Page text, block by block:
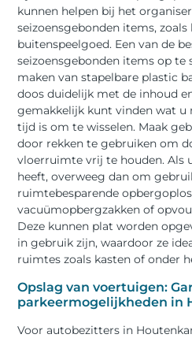
kunnen helpen bij het
seizoensgebonden items,
buitenspeelgoed. Een van de
seizoensgebonden items op te
maken van stapelbare plastic
doos duidelijk met de inhoud
gemakkelijk kunt vinden wat u
tijd is om te wisselen. Maak
door rekken te gebruiken om
vloerruimte vrij te houden. Als
heeft, overweeg dan om
ruimtebesparende
vacuümopbergzakken of
Deze kunnen plat worden
in gebruik zijn, waardoor ze
ruimtes zoals kasten of onder
Opslag van voertuigen:
parkeermogelijkheden in
Voor autobezitters in